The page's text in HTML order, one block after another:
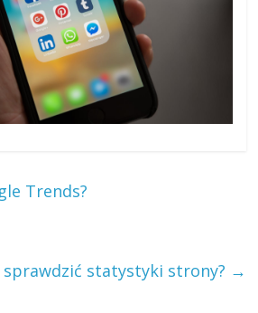
Trends?
sprawdzić statystyki strony? →